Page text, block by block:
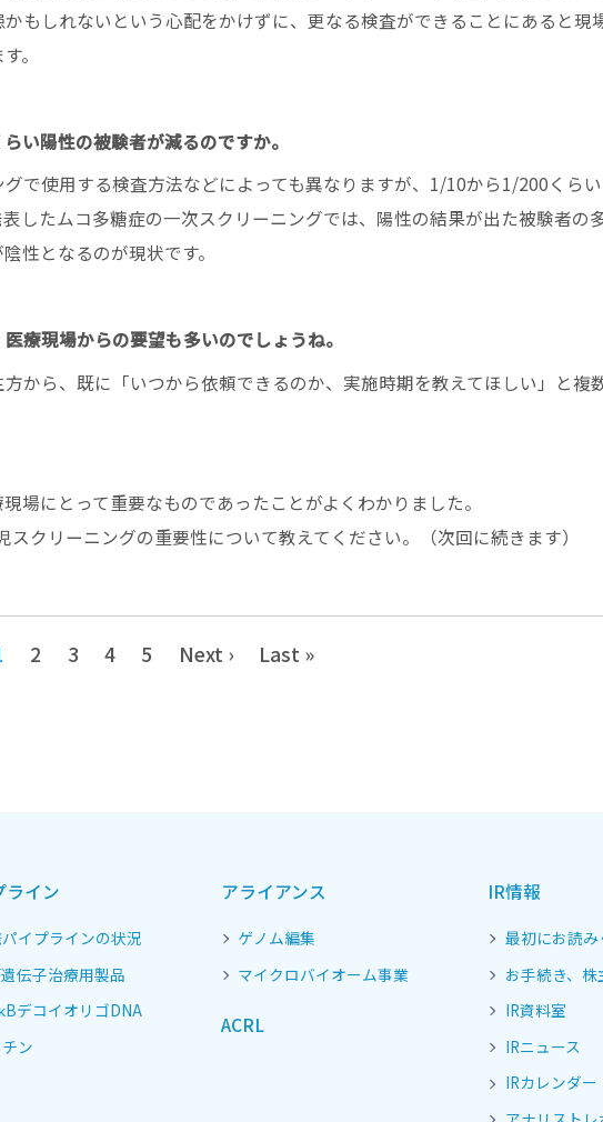
もしれないという心配をかけずに、更なる検査ができることにあると現
。
い陽性の被験者が減るのですか。
で使用する検査方法などによっても異なりますが、1/10から1/200くら
したムコ多糖症の一次スクリーニングでは、陽性の結果が出た被験者の
性となるのが現状です。
療現場からの要望も多いのでしょうね。
から、既に「いつから依頼できるのか、実施時期を教えてほしい」と複
場にとって重要なものであったことがよくわかりました。
クリーニングの重要性について教えてください。（次回に続きます）
2 3 4 5 Next › Last »
ライン
イプラインの状況
伝子治療用製品
デコイオリゴDNA
ン
アライアンス
ゲノム編集
マイクロバイオーム事業
ACRL
IR情報
最初にお読み
お手続き、
IR資料室
IRニュース
IRカレンダー